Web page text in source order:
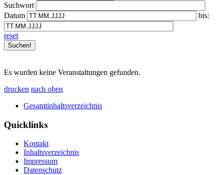
Suchwort
Datum
bis:
reset
Es wurden keine Veranstaltungen gefunden.
drucken nach oben
Gesamtinhaltsverzeichnis
Quicklinks
Kontakt
Inhaltsverzeichnis
Impressum
Datenschutz